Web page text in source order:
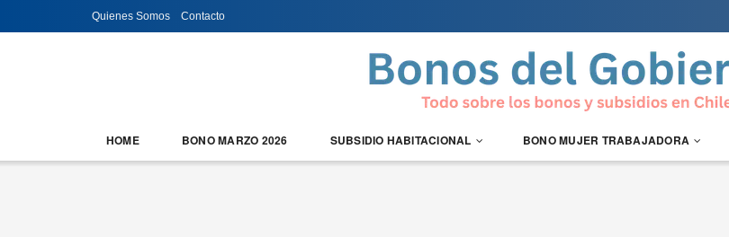
Quienes Somos Contacto
HOME BONO MARZO 2026 SUBSIDIO HABITACIONAL BONO MUJER TRABAJADORA